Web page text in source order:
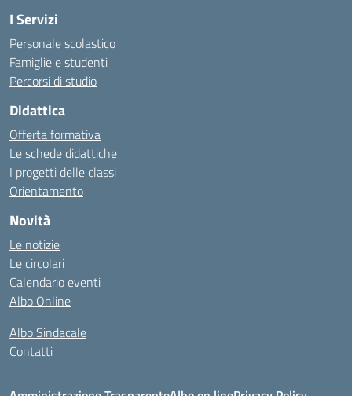
I Servizi
Personale scolastico
Famiglie e studenti
Percorsi di studio
Didattica
Offerta formativa
Le schede didattiche
I progetti delle classi
Orientamento
Novità
Le notizie
Le circolari
Calendario eventi
Albo Online
Albo Sindacale
Contatti